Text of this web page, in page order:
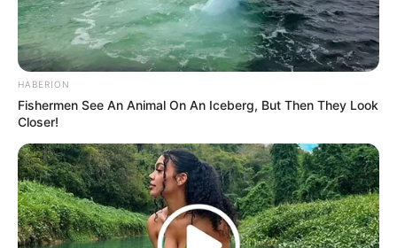
Spätburgunder rundet das Gericht perfekt ab.
Praktische Tipps für ein
Profi-Ergebnis
Fleischqualität prüfen
Achten Sie auf eine schöne Marmorierung.
HABERION
Fishermen See An Animal On An Iceberg, But Then They Look
Closer!